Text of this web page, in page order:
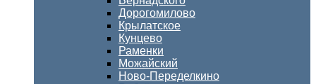
Дорогомилово
Крылатское
Кунцево
Раменки
Можайский
Ново-Переделкино